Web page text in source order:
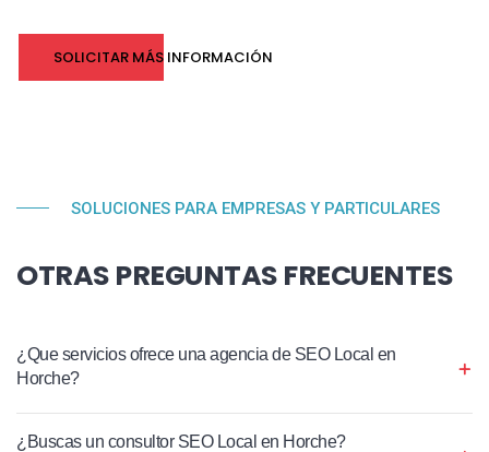
SOLICITAR MÁS INFORMACIÓN
SOLUCIONES PARA EMPRESAS Y PARTICULARES
OTRAS PREGUNTAS FRECUENTES
¿Que servicios ofrece una agencia de SEO Local en
Horche?
¿Buscas un consultor SEO Local en Horche?